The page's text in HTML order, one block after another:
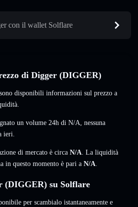
con il wallet Solflare
di Digger (DIGGER)
disponibili informazioni sul prezzo a
un volume 24h di N/A, nessuna
ieri.
di mercato è circa N/A. La liquidità
in questo momento è pari a N/A.
(DIGGER) su Solflare
per scambialo istantaneamente e